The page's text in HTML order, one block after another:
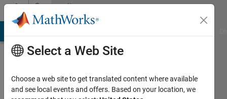
Skip to contentCommunity
Profile
Select a Web Site
Choose a web site to get translated content where available
and see local events and offers. Based on your location, we